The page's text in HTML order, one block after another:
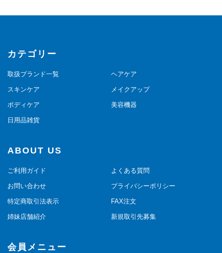
カテゴリー
取扱ブランド一覧 ヘアケア
スキンケア メイクアップ
ボディケア 美容機器
日用品雑貨
ABOUT US
ご利用ガイド よくある質問
お問い合わせ プライバシーポリシー
特定商取引法表示 FAX注文
姉妹店舗紹介 新規取引先募集
会員メニュー